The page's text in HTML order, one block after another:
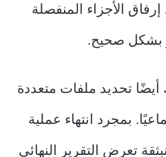
الأجزاء المنفصلة
بشكل صحيح.
تحديد ملفات متعددة
بمجرد انتهاء عملية
تعرض التقرير النهائي